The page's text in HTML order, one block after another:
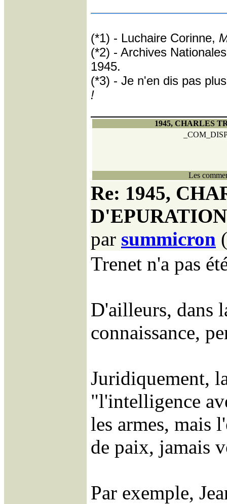
(*1) - Luchaire Corinne,
(*2) - Archives
1945.
(*3) - Je n'en dis pas
!
1945, CHARLES
Les
Re: 1945,
par summicron (
Trenet n'a pas
D'ailleurs, dans
connaissance,
Juridiquement,
"l'intelligence
les armes, mais
de paix, jamais
Par exemple,